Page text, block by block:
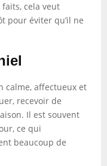
cela veut
pour éviter qu’il ne
calme, affectueux et
recevoir de
Il est souvent
ce qui
beaucoup de